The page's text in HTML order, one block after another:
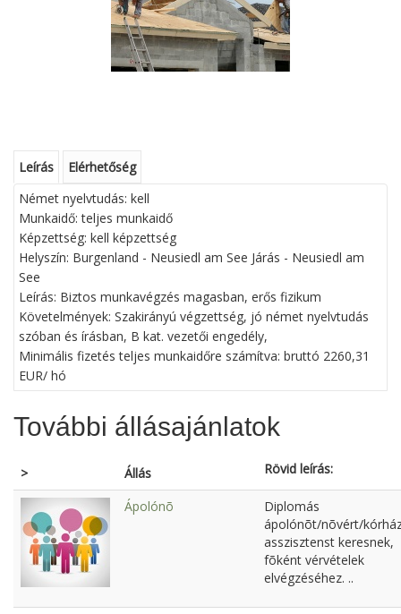
Leírás
Elérhetőség
Német nyelvtudás: kell
Munkaidő: teljes munkaidő
Képzettség: kell képzettség
Helyszín: Burgenland - Neusiedl am See Járás - Neusiedl am
See
Leírás: Biztos munkavégzés magasban, erős fizikum
Követelmények: Szakirányú végzettség, jó német nyelvtudás
szóban és írásban, B kat. vezetői engedély,
Minimális fizetés teljes munkaidőre számítva: bruttó 2260,31
EUR/ hó
További állásajánlatok
> Állás Rövid leírás:
Ápolónõ
Diplomás
ápolónõt/nõvért/
asszisztenst keresnek,
fõként vérvételek
elvégzéséhez. ..